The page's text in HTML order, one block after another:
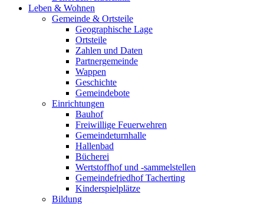
Leben & Wohnen
Gemeinde & Ortsteile
Geographische Lage
Ortsteile
Zahlen und Daten
Partnergemeinde
Wappen
Geschichte
Gemeindebote
Einrichtungen
Bauhof
Freiwillige Feuerwehren
Gemeindeturnhalle
Hallenbad
Bücherei
Wertstoffhof und -sammelstellen
Gemeindefriedhof Tacherting
Kinderspielplätze
Bildung